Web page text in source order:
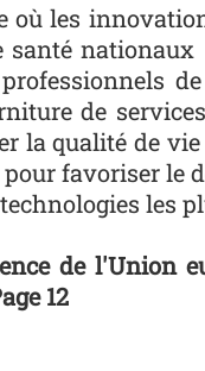
où les
santé
de
la qualité de vie
favoriser le
les
de l'Union
12